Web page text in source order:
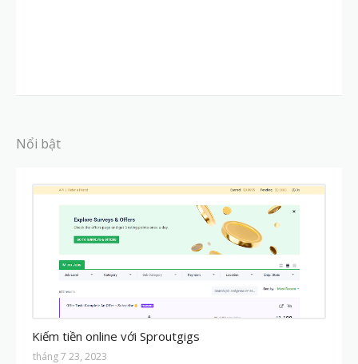
Nổi bật
Kiếm tiền online với Sproutgigs
tháng 7 23, 2023